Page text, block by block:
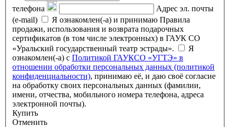
телефона
Адрес эл. почты
(e-mail)
Я ознакомлен(-а) и принимаю Правила
продажи, использования и возврата подарочных
сертификатов (в том числе электронных) в ГАУК СО
«Уральский государственный театр эстрады».
Я
ознакомлен(-а) с Политикой ГАУКСО «УГТЭ» в
отношении обработки персональных данных (политикой
конфиденциальности), принимаю её, и даю своё согласие
на обработку своих персональных данных (фамилии,
имени, отчества, мобильного номера телефона, адреса
электронной почты).
Купить
Отменить